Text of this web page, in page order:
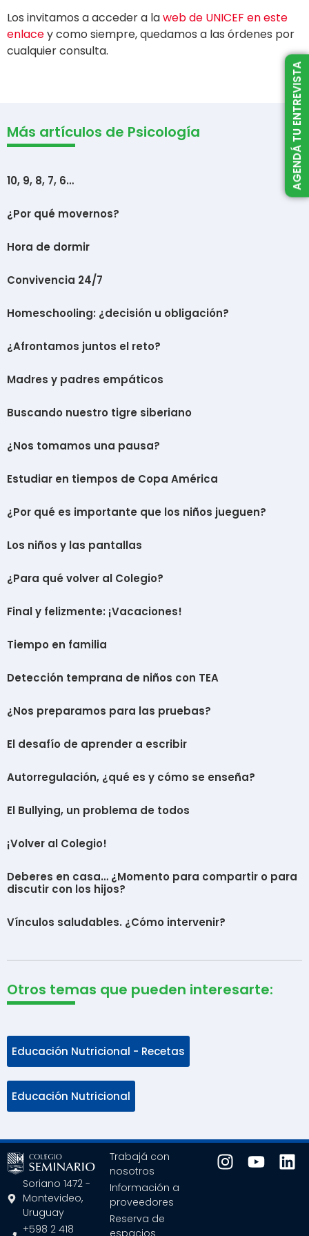
Los invitamos a acceder a laweb de UNICEF en este
enlacey como siempre, quedamos a las órdenes por
cualquier consulta.
Más artículos de Psicología
10, 9, 8, 7, 6…
¿Por qué movernos?
Hora de dormir
Convivencia 24/7
Homeschooling: ¿decisión u obligación?
¿Afrontamos juntos el reto?
Madres y padres empáticos
Buscando nuestro tigre siberiano
¿Nos tomamos una pausa?
Estudiar en tiempos de Copa América
¿Por qué es importante que los niños jueguen?
Los niños y las pantallas
¿Para qué volver al Colegio?
Final y felizmente: ¡Vacaciones!
Tiempo en familia
Detección temprana de niños con TEA
¿Nos preparamos para las pruebas?
El desafío de aprender a escribir
Autorregulación, ¿qué es y cómo se enseña?
El Bullying, un problema de todos
¡Volver al Colegio!
Deberes en casa… ¿Momento para compartir o para
discutir con los hijos?
Vínculos saludables. ¿Cómo intervenir?
Otros temas que pueden interesarte:
Educación Nutricional - Recetas
Educación Nutricional
AGENDÁ TU ENTREVISTA
Soriano 1472 -
Montevideo,
Uruguay
+598 2 418
Trabajá con
nosotros
Información a
proveedores
Reserva de
espacios